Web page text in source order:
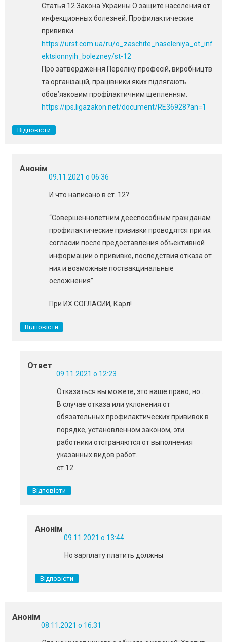
Статья 12 Закона Украины О защите населения от
инфекционных болезней. Профилактические
прививки
https://urst.com.ua/ru/o_zaschite_naseleniya_ot_inf
ektsionnyih_bolezney/st-12
Про затвердження Переліку професій, виробництв
та організацій, працівники яких підлягають
обов’язковим профілактичним щепленням.
https://ips.ligazakon.net/document/RE36928?an=1
Відповісти
Анонім
09.11.2021 о 06:36
И что написано в ст. 12?
“Совершеннолетним дееспособным гражданам
профилактические прививки проводятся при их
согласии после предоставления объективной
информации о прививке, последствия отказа от
них и возможные поствакцинальные
осложнения”
При ИХ СОГЛАСИИ, Карл!
Відповісти
Ответ
09.11.2021 о 12:23
Отказаться вы можете, это ваше право, но…
В случае отказа или уклонения от
обязательных профилактических прививок в
порядке, установленном законом, эти
работники отстраняются от выполнения
указанных видов работ.
ст.12
Відповісти
Анонім
09.11.2021 о 13:44
Но зарплату платить должны
Відповісти
Анонім
08.11.2021 о 16:31